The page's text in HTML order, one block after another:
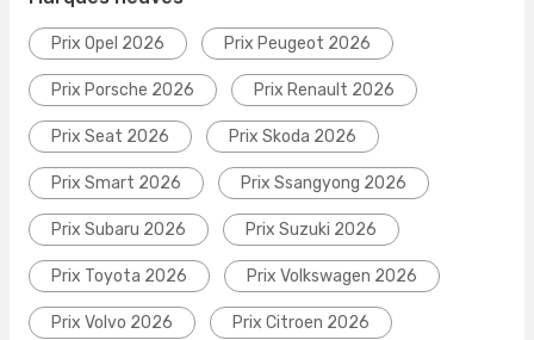
Prix Opel 2026 Prix Peugeot 2026
Prix Porsche 2026 Prix Renault 2026
Prix Seat 2026 Prix Skoda 2026
Prix Smart 2026 Prix Ssangyong 2026
Prix Subaru 2026 Prix Suzuki 2026
Prix Toyota 2026 Prix Volkswagen 2026
Prix Volvo 2026 Prix Citroen 2026